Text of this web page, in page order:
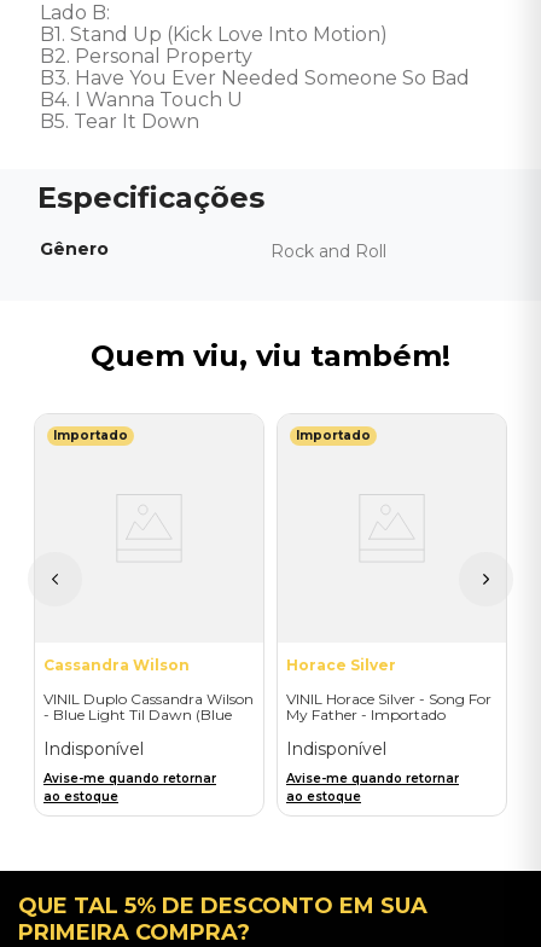
Lado B:
B1. Stand Up (Kick Love Into Motion)
B2. Personal Property
B3. Have You Ever Needed Someone So Bad
B4. I Wanna Touch U
B5. Tear It Down
Gênero Rock and Roll
Quem viu, viu também!
Importado
Cassandra Wilson
VINIL Duplo Cassandra Wilson
- Blue Light Til Dawn (Blue
Indisponível
Avise-me quando retornar
ao estoque
Importado
Horace Silver
VINIL Horace Silver - Song For
My Father - Importado
Indisponível
Avise-me quando retornar
ao estoque
QUE TAL 5% DE DESCONTO EM SUA
PRIMEIRA COMPRA?